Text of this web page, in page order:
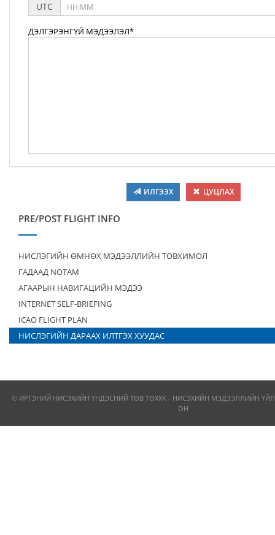
UTC
ДЭЛГЭРЭНГҮЙ МЭДЭЭЛЭЛ*
ИЛГЭЭХ ЦУЦЛАХ
PRE/POST FLIGHT INFO
НИСЛЭГИЙН ӨМНӨХ МЭДЭЭЛЛИЙН ТОВХИМОЛ
ГАДААД NOTAM
АГААРЫН НАВИГАЦИЙН МЭДЭЭ
INTERNET SELF-BRIEFING
ICAO FLIGHT PLAN
НИСЛЭГИЙН ДАРААХ ИЛТГЭХ ХУУДАС
© ИРГЭНИЙ НИСЭХИЙН ҮНДЭСНИЙ ТӨВ ТӨХХК - НИСЭХИЙН МЭДЭЭЛЛИЙН
ОН